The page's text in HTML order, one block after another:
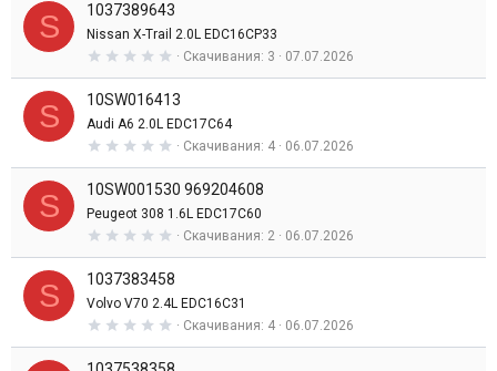
0
з
в
е
з
д
S 1037389643
Nissan X-Trail 2.0L EDC16CP33
0
0
з
в
е
з
д
Скачивания 3 07.07.2026
S 10SW016413
Audi A6 2.0L EDC17C64
0
0
в
е
з
д
Скачивания 4 06.07.2026
S 10SW001530 969204608
Peugeot 308 1.6L EDC17C60
0
0
з
в
е
з
д
Скачивания 2 06.07.2026
S 1037383458
Volvo V70 2.4L EDC16C31
0 Скачивания 4 06.07.2026